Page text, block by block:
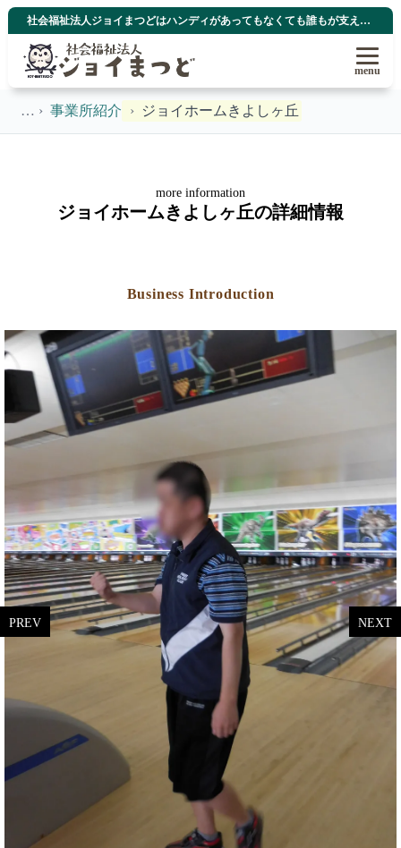
社会福祉法人ジョイまつどはハンディがあってもなくても誰もが支え合い育ち合い、自分らしく生きてゆける地域社会を目指しています
menu
事業所紹介 ジョイホームきよしヶ丘
more information
ジョイホームきよしヶ丘の詳細情報
Business Introduction